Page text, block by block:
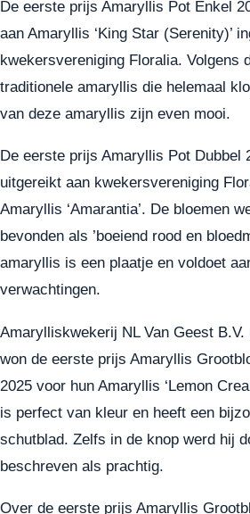
De eerste prijs Amaryllis Pot Enkel
aan Amaryllis ‘King Star (Serenity)’
kwekersvereniging Floralia. Volgens
traditionele amaryllis die helemaal
van deze amaryllis zijn even mooi.
De eerste prijs Amaryllis Pot Dubbel
uitgereikt aan kwekersvereniging
Amaryllis ‘Amarantia’. De bloemen
bevonden als ’boeiend rood en
amaryllis is een plaatje en voldoet
verwachtingen.
Amarylliskwekerij NL Van Geest B.V.
won de eerste prijs Amaryllis
2025 voor hun Amaryllis ‘Lemon
is perfect van kleur en heeft een
schutblad. Zelfs in de knop werd hij
beschreven als prachtig.
Over de eerste prijs Amaryllis